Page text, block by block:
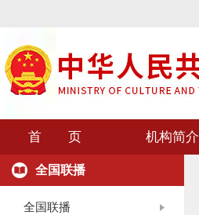
首 页 机构简介
全国联播
全国联播